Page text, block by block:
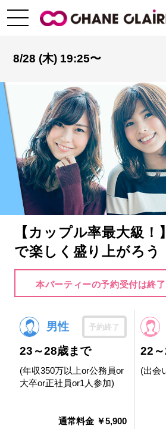
8/28 (木) 19:25〜
【カップル率最大級！
で楽しく盛り上がろう
本パーティーの予約受付は終了
男性 予約終了
23～28歳まで
(年収350万以上or公務員or
大卒or正社員or1人参加)
通常料金 ￥5,900
22
(出会